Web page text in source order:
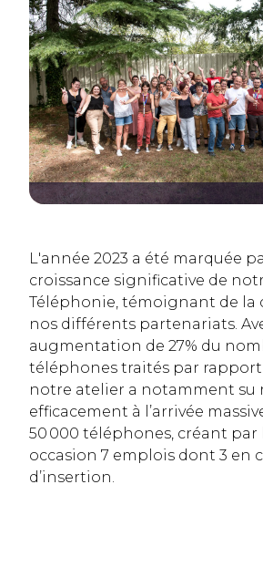
L'année 2023 a été marquée
croissance significative de
Téléphonie, témoignant de la
nos différents partenariats.
augmentation de 27% du
téléphones traités par rapport
notre atelier a notamment su
efficacement à l’arrivée
50 000 téléphones, créant par
occasion 7 emplois dont 3 en
d’insertion.